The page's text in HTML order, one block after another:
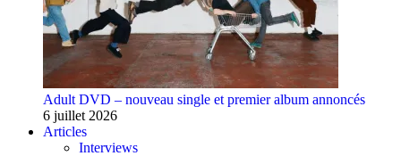
Adult DVD – nouveau single et premier album annoncés
6 juillet 2026
Articles
Interviews